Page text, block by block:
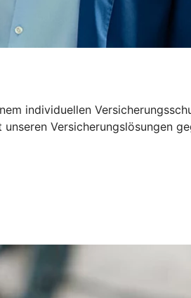
individuellen
Versicherungslösungen